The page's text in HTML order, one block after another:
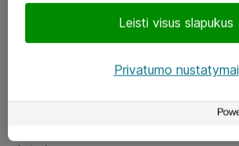
LinkedIn
Leisti visus slapukus
Privatumo nustatymai